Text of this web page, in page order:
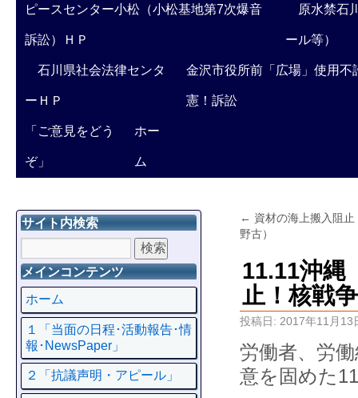
ピースセンター小松（小松基地第7次爆音
訴訟）ＨＰ
原水禁石
ール等）
石川県社会法律センタ
ーＨＰ
金沢市役所前「広場」使用不
憲！訴訟
「ご意見をどう
ぞ」
ホー
ム
← 資材の海上搬入阻
野古）
11.11沖縄
止！核戦
投稿日: 2017年11月13
労働者、労
意を固めた
サイト内検索
メインコンテンツ
ホーム
１「当面の日程･活動報告･情
報･NewsPaper」
２「抗議声明・アピール」